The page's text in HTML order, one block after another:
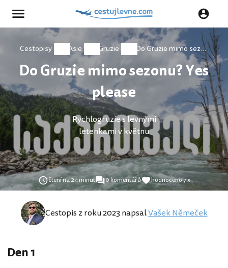
Cestopisy Asie Gruzie Do Gruzie mimo sezonu? Yes please
Do Gruzie mimo sezonu? Yes
please
Rychlogruzie s levnými
letenkami v květnu
čtení na 24 minut 0 komentářů hodnoceno 7 x
Cestopis z roku 2023 napsalVašek Němeček
Den 1